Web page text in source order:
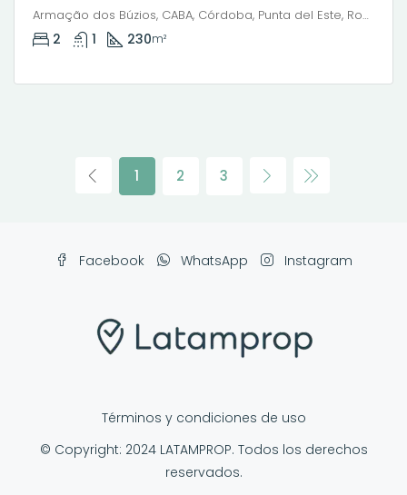
Armação dos Búzios, CABA, Córdoba, Punta del Este, Rosario, Santiago de Chile, Valparaíso, Villa Dolores, Viña del Mar
2 1 230m²
1 2 3
Facebook WhatsApp Instagram
Términos y condiciones de uso
© Copyright: 2024 LATAMPROP. Todos los derechos
reservados.